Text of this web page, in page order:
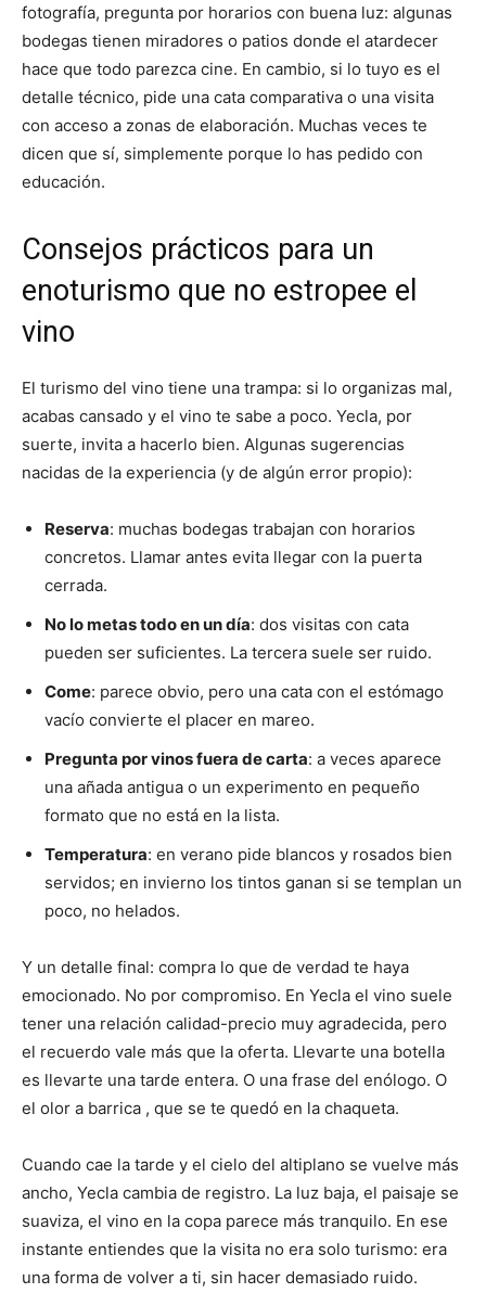
fotografía, pregunta por horarios con buena luz: algunas
bodegas tienen miradores o patios donde el atardecer
hace que todo parezca cine. En cambio, si lo tuyo es el
detalle técnico, pide una cata comparativa o una visita
con acceso a zonas de elaboración. Muchas veces te
dicen que sí, simplemente porque lo has pedido con
educación.
Consejos prácticos para un
enoturismo que no estropee el
vino
El turismo del vino tiene una trampa: si lo organizas mal,
acabas cansado y el vino te sabe a poco. Yecla, por
suerte, invita a hacerlo bien. Algunas sugerencias
nacidas de la experiencia (y de algún error propio):
Reserva: muchas bodegas trabajan con horarios
concretos. Llamar antes evita llegar con la puerta
cerrada.
No lo metas todo en un día: dos visitas con cata
pueden ser suficientes. La tercera suele ser ruido.
Come: parece obvio, pero una cata con el estómago
vacío convierte el placer en mareo.
Pregunta por vinos fuera de carta: a veces aparece
una añada antigua o un experimento en pequeño
formato que no está en la lista.
Temperatura: en verano pide blancos y rosados bien
servidos; en invierno los tintos ganan si se templan un
poco, no helados.
Y un detalle final: compra lo que de verdad te haya
emocionado. No por compromiso. En Yecla el vino suele
tener una relación calidad-precio muy agradecida, pero
el recuerdo vale más que la oferta. Llevarte una botella
es llevarte una tarde entera. O una frase del enólogo. O
el olor a barrica , que se te quedó en la chaqueta.
Cuando cae la tarde y el cielo del altiplano se vuelve más
ancho, Yecla cambia de registro. La luz baja, el paisaje se
suaviza, el vino en la copa parece más tranquilo. En ese
instante entiendes que la visita no era solo turismo: era
una forma de volver a ti, sin hacer demasiado ruido.